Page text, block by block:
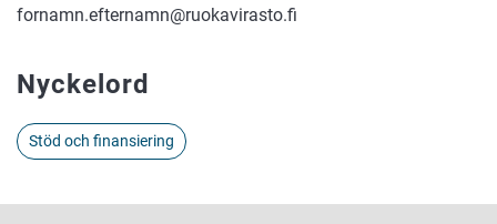
fornamn.efternamn@ruokavirasto.fi
Nyckelord
Stöd och finansiering